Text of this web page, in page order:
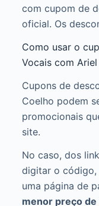
com cupom de
oficial. Os
Como usar o
Vocais com
Cupons de
Coelho podem
promocionais
site.
No caso, dos
digitar o
uma página de
menor preço de